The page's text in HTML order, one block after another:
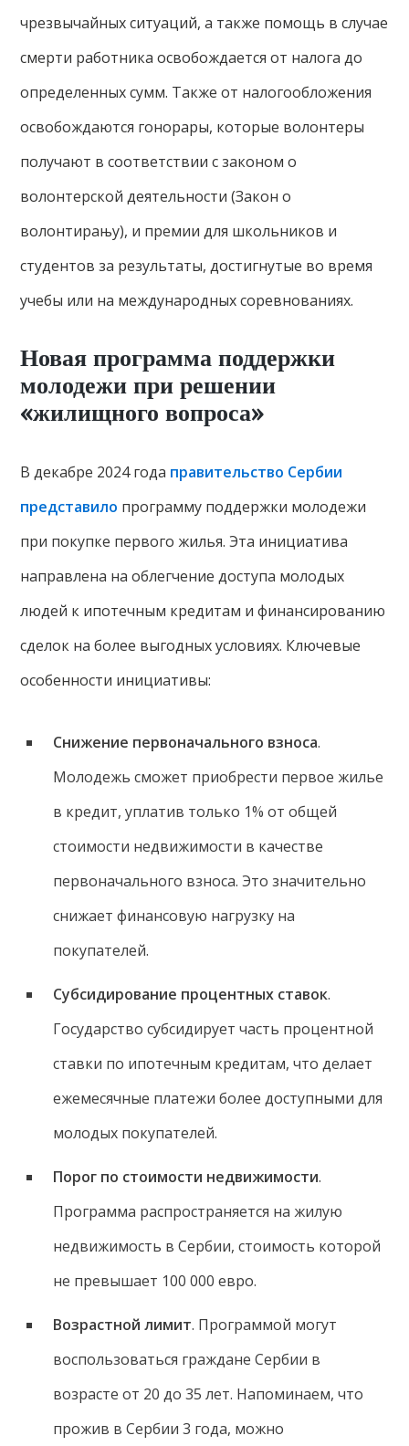
чрезвычайных ситуаций, а также помощь в случае
смерти работника освобождается от налога до
определенных сумм. Также от налогообложения
освобождаются гонорары, которые волонтеры
получают в соответствии с законом о
волонтерской деятельности (Закон о
волонтирању), и премии для школьников и
студентов за результаты, достигнутые во время
учебы или на международных соревнованиях.
Новая программа поддержки
молодежи при решении
«жилищного вопроса»
В декабре 2024 года правительство Сербии
представило программу поддержки молодежи
при покупке первого жилья. Эта инициатива
направлена на облегчение доступа молодых
людей к ипотечным кредитам и финансированию
сделок на более выгодных условиях. Ключевые
особенности инициативы:
Снижение первоначального взноса.
Молодежь сможет приобрести первое жилье
в кредит, уплатив только 1% от общей
стоимости недвижимости в качестве
первоначального взноса. Это значительно
снижает финансовую нагрузку на
покупателей.
Субсидирование процентных ставок.
Государство субсидирует часть процентной
ставки по ипотечным кредитам, что делает
ежемесячные платежи более доступными для
молодых покупателей.
Порог по стоимости недвижимости.
Программа распространяется на жилую
недвижимость в Сербии, стоимость которой
не превышает 100 000 евро.
Возрастной лимит. Программой могут
воспользоваться граждане Сербии в
возрасте от 20 до 35 лет. Напоминаем, что
прожив в Сербии 3 года, можно